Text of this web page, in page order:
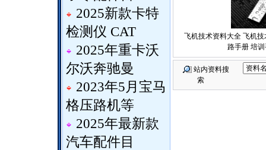
2025新款卡特
检测仪 CAT
2025年重卡沃
尔沃奔驰曼
2023年5月宝马
格压路机等
2025年最新款
汽车配件目
飞机技术资料大全 飞机
路手册 培
站内资料搜
索